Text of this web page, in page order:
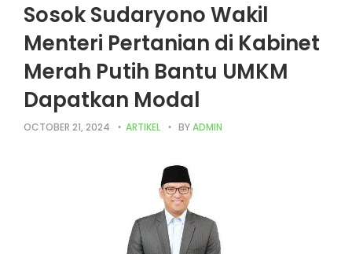
Sosok Sudaryono Wakil
Menteri Pertanian di Kabinet
Merah Putih Bantu UMKM
Dapatkan Modal
OCTOBER 21, 2024 ARTIKEL BYADMIN